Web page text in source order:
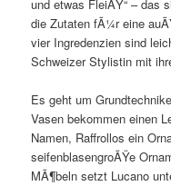
und etwas FleiÃŸ“ – das
die Zutaten fÃ¼r eine
vier Ingredenzien sind
Schweizer Stylistin mit
Es geht um
Vasen bekommen einen
Namen, Raffrollos ein
seifenblasengroÃŸe
MÃ¶beln setzt Lucano